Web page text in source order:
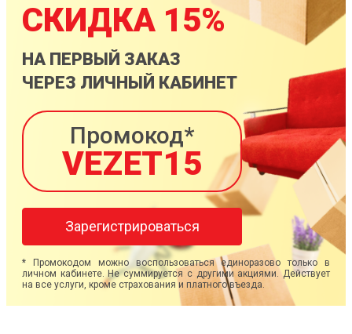
СКИДКА 15%
НА ПЕРВЫЙ ЗАКАЗ
ЧЕРЕЗ ЛИЧНЫЙ КАБИНЕТ
Промокод*
VEZET15
Зарегистрироваться
* Промокодом можно воспользоваться единоразово только в
личном кабинете. Не суммируется с другими акциями. Действует
на все услуги, кроме страхования и платного въезда.